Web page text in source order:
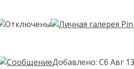
Добавлено: Сб Авг